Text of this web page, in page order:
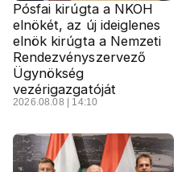
Pósfai kirúgta a NKOH
elnökét, az új ideiglenes
elnök kirúgta a Nemzeti
Rendezvényszervező
Ügynökség
vezérigazgatóját
2026.08.08 | 14:10